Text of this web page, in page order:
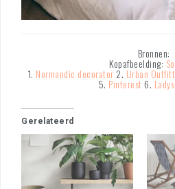
Bronnen:
Kopafbeelding:
1. Normandic decorator 2. Urban
5. Pinterest 6.
Gerelateerd